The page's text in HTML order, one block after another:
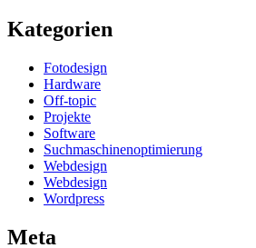
Kategorien
Fotodesign
Hardware
Off-topic
Projekte
Software
Suchmaschinenoptimierung
Webdesign
Webdesign
Wordpress
Meta